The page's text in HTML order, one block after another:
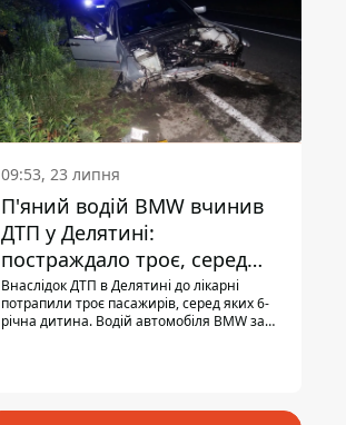
09:53, 23 липня
П'яний водій BMW вчинив
ДТП у Делятині:
постраждало троє, серед
них - дитина
Внаслідок ДТП в Делятині до лікарні
потрапили троє пасажирів, серед яких 6-
річна дитина. Водій автомобіля BMW за